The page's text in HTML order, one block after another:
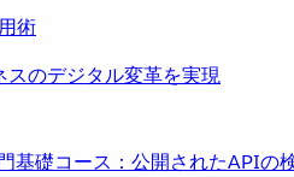
術
のデジタル変革を実現
基礎コース：公開されたAPIの